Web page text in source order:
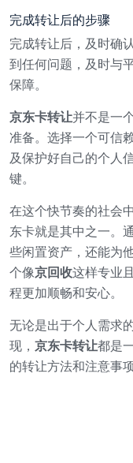
完成转让后的步骤
完成转让后，及时确
到任何问题，及时与
保障。
京东卡转让并不是一
准备。选择一个可信
及保护好自己的个人
键。
在这个快节奏的社会
东卡就是其中之一。
些闲置资产，还能为
个像京回收这样专业
程更加顺畅和安心。
无论是出于个人需求
现， 京东卡转让都是
的转让方法和注意事